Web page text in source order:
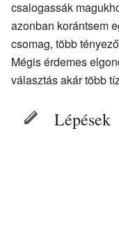
csalogassák
azonban korántsem
csomag, több
Mégis érdemes
választás akár több
Lépések